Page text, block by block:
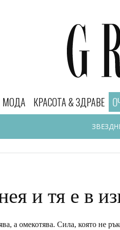
МОДА КРАСОТА & ЗДРАВЕ
и тя е в
а омекотява. Сила, която не